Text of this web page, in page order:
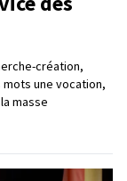
création,
mots une vocation,
masse